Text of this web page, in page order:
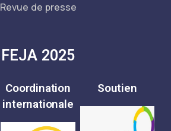
Revue de presse
FEJA 2025
Coordination
internationale
Soutien